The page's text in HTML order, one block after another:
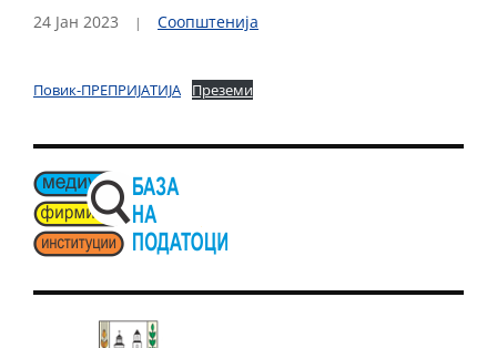
24 Јан 2023 Соопштенија
Повик-ПРЕПРИЈАТИЈА Преземи